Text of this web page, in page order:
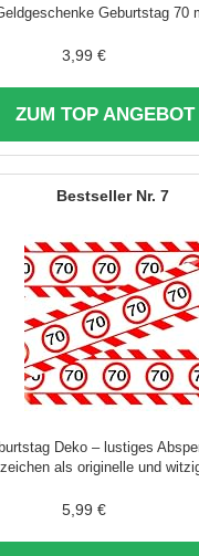
Geburtstag 70
3,99 €
ZUM TOP ANGEBOT
7
Deko – lustiges
als originelle und
5,99 €